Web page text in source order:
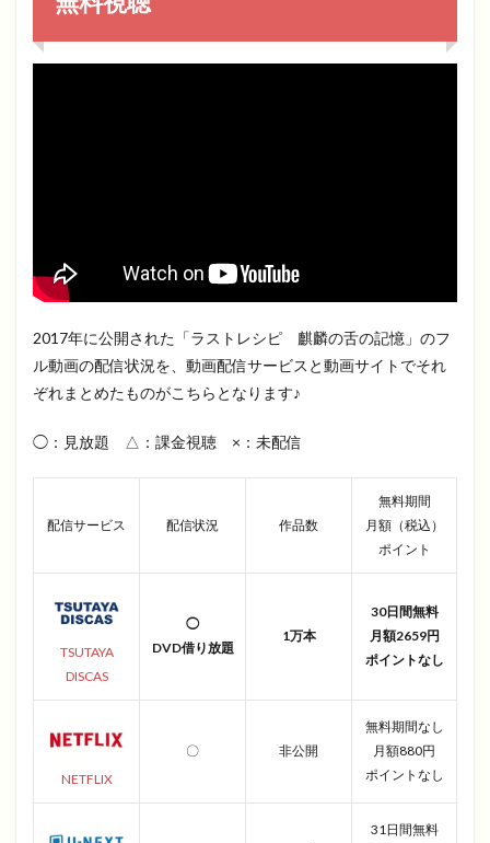
2017年に公開された「ラストレシピ 麒麟の舌の記憶」のフ
ル動画の配信状況を、動画配信サービスと動画サイトでそれ
ぞれまとめたものがこちらとなります♪
◯：見放題 △：課金視聴 ×：未配信
配信サービス 配信状況 作品数
無料期間
月額（税込）
ポイント
TSUTAYA
DISCAS
◯
DVD借り放題
1万本
30日間無料
月額2659円
ポイントなし
NETFLIX
〇 非公開
無料期間なし
月額880円
ポイントなし
31日間無料